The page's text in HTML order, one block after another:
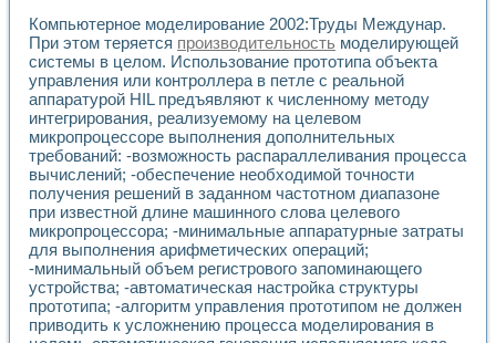
Опыт использования NI LabVIEW для создания
Применение LabVIEW для исследования течения в
Создание виртуальной работы «Изучение магнитных
Обратный маятник
Устройство для изучения основ интерфейсов обмена по
Лабораторный практикум: изучение адиабатического
Стенд для исследования электрических переходных
Система статистической обработки результатов
Автоматизация лазерно-плазменных измерений с
Модельно-измерительный комплекс. Назначение. Состав.
Использование технологий NATIONAL INSTRUMENTS
Учебный практикум "Спектральный и корреляционный
Учебный стенд для исследования принципа действия
Оборудование и программное обеспечение учебных
Виртуальный лабораторный практикум для изучения
Управление роботом ТУР-10 средствами LabVIEW
Компьютерное моделирование 2002:Труды Междунар.
При этом теряется производительность моделирующей
системы в целом. Использование прототипа объекта
управления или контроллера в петле с реальной
аппаратурой HIL предъявляют к численному методу
интегрирования, реализуемому на целевом
микропроцессоре выполнения дополнительных
требований: -возможность распараллеливания процесса
вычислений; -обеспечение необходимой точности
получения решений в заданном частотном диапазоне
при известной длине машинного слова целевого
микропроцессора; -минимальные аппаратурные затраты
для выполнения арифметических операций;
-минимальный объем регистрового запоминающего
устройства; -автоматическая настройка структуры
прототипа; -алгоритм управления прототипом не должен
приводить к усложнению процесса моделирования в